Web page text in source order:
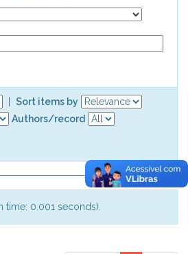
Sort items by
Authors/record
time: 0.001 seconds).